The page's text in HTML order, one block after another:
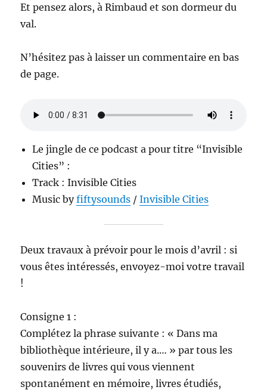
Et pensez alors, à Rimbaud et son dormeur du
val.
N’hésitez pas à laisser un commentaire en bas
de page.
Le jingle de ce podcast a pour titre “Invisible
Cities” :
Track : Invisible Cities
Music byfiftysounds /Invisible Cities
Deux travaux à prévoir pour le mois d’avril : si
vous êtes intéressés, envoyez-moi votre travail
!
Consigne 1 :
Complétez la phrase suivante : « Dans ma
bibliothèque intérieure, il y a.… » par tous les
souvenirs de livres qui vous viennent
spontanément en mémoire, livres étudiés,